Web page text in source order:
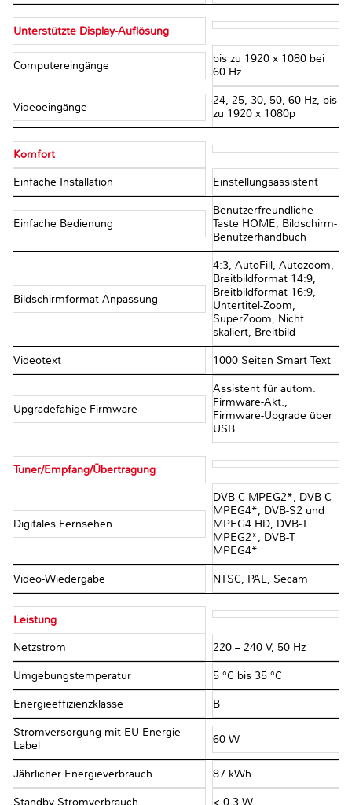
Unterstützte Display-Auflösung
Computereingänge
bis zu 1920 x 1080 bei
60 Hz
Videoeingänge
24, 25, 30, 50, 60 Hz, bis
zu 1920 x 1080p
Komfort
Einfache Installation Einstellungsassistent
Einfache Bedienung
Benutzerfreundliche
Taste HOME, Bildschirm-
Benutzerhandbuch
Bildschirmformat-Anpassung
4:3, AutoFill, Autozoom,
Breitbildformat 14:9,
Breitbildformat 16:9,
Untertitel-Zoom,
SuperZoom, Nicht
skaliert, Breitbild
Videotext 1000 Seiten Smart Text
Upgradefähige Firmware
Assistent für autom.
Firmware-Akt.,
Firmware-Upgrade über
USB
Tuner/Empfang/Übertragung
Digitales Fernsehen
DVB-C MPEG2*, DVB-C
MPEG4*, DVB-S2 und
MPEG4 HD, DVB-T
MPEG2*, DVB-T
MPEG4*
Video-Wiedergabe NTSC, PAL, Secam
Leistung
Netzstrom 220 – 240 V, 50 Hz
Umgebungstemperatur 5 °C bis 35 °C
Energieeffizienzklasse B
Stromversorgung mit EU-Energie-
Label
60 W
Jährlicher Energieverbrauch 87 kWh